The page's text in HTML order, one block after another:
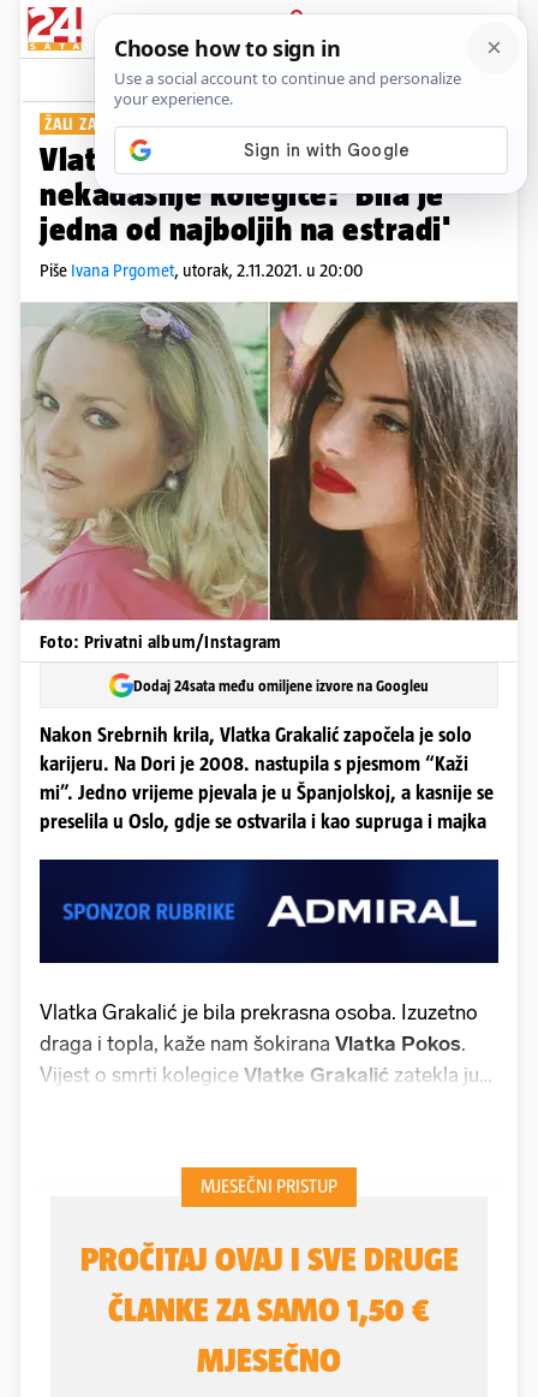
PRIJAVA
Show Komentari
ŽALI ZA VLATKOM GRAKALIĆ PLUS+
Vlatku Pokos šokirala je smrt
nekadašnje kolegice: 'Bila je
jedna od najboljih na estradi'
Piše Ivana Prgomet, utorak, 2.11.2021. u 20:00
Foto: Privatni album/Instagram
Dodaj 24sata među omiljene izvore na Googleu
Nakon Srebrnih krila, Vlatka Grakalić započela je solo
karijeru. Na Dori je 2008. nastupila s pjesmom “Kaži
mi”. Jedno vrijeme pjevala je u Španjolskoj, a kasnije se
preselila u Oslo, gdje se ostvarila i kao supruga i majka
Vlatka Grakalić je bila prekrasna osoba. Izuzetno
draga i topla, kaže nam šokirana Vlatka Pokos.
Vijest o smrti kolegice Vlatke Grakalić zatekla ju